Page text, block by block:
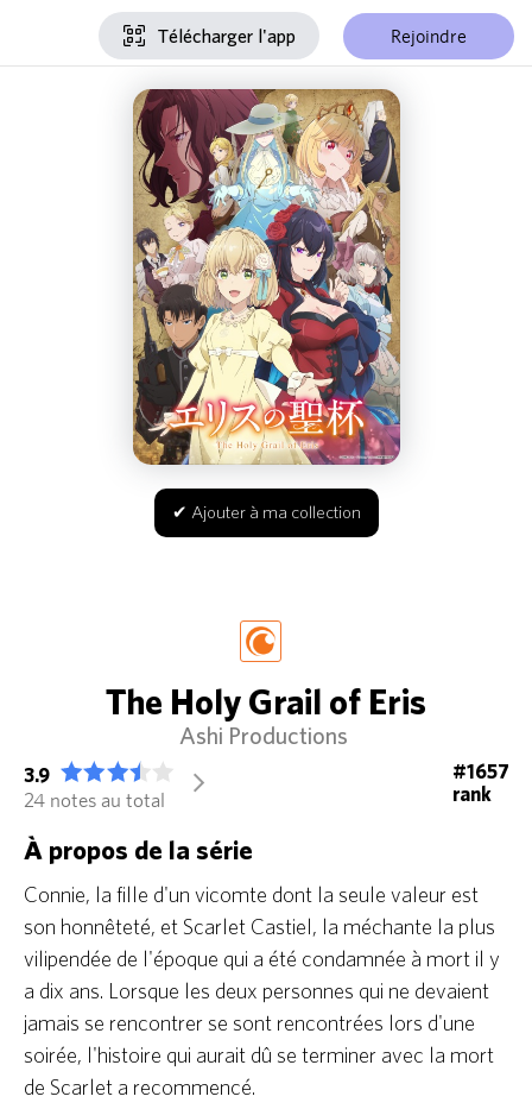
Télécharger l'app Rejoindre
✔ Ajouter à ma collection
The Holy Grail of Eris
Ashi Productions
3.9
24 notes au total
arrow_forward_ios
#1657
rank
À propos de la série
Connie, la fille d'un vicomte dont la seule valeur est
son honnêteté, et Scarlet Castiel, la méchante la plus
vilipendée de l'époque qui a été condamnée à mort il y
a dix ans. Lorsque les deux personnes qui ne devaient
jamais se rencontrer se sont rencontrées lors d'une
soirée, l'histoire qui aurait dû se terminer avec la mort
de Scarlet a recommencé.